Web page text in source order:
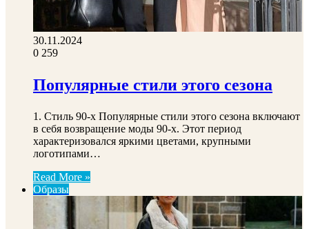
30.11.2024
0 259
Популярные стили этого сезона
1. Стиль 90-х Популярные стили этого сезона включают
в себя возвращение моды 90-х. Этот период
характеризовался яркими цветами, крупными
логотипами…
Read More »
Образы